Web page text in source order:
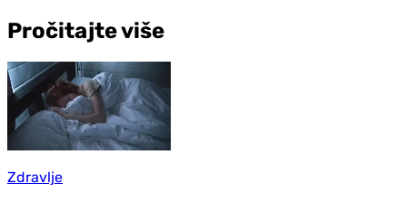
Pročitajte više
Zdravlje